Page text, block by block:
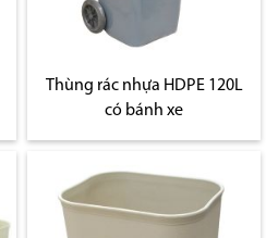
Thùng rác nhựa HDPE 120L
có bánh xe